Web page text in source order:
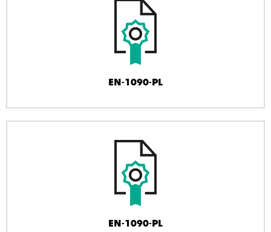
EN-1090-PL
EN-1090-PL